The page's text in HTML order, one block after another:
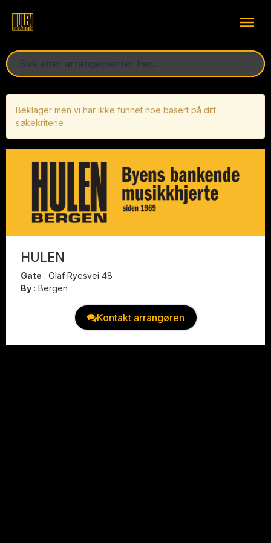
Beklager men vi har ikke funnet noe basert på ditt
søkekriterie
HULEN
Gate : Olaf Ryesvei 48
By : Bergen
Kontakt arrangøren